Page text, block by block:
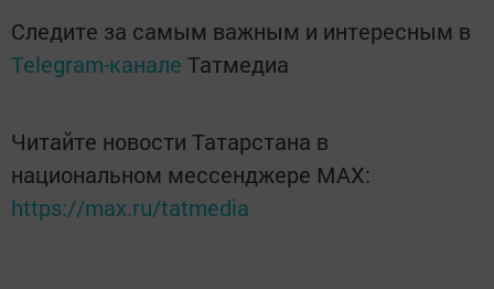
Следите за самым важным и интересным в
Telegram-канале Татмедиа
Читайте новости Татарстана в
национальном мессенджере MАХ:
https://max.ru/tatmedia